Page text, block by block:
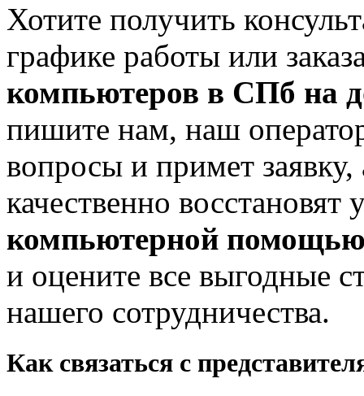
Хотите получить
графике работы или
компьютеров в СПб на
пишите нам, наш
вопросы и примет
качественно восстановят
компьютерной
и оцените все выгодные
нашего сотрудничества.
Как связаться с